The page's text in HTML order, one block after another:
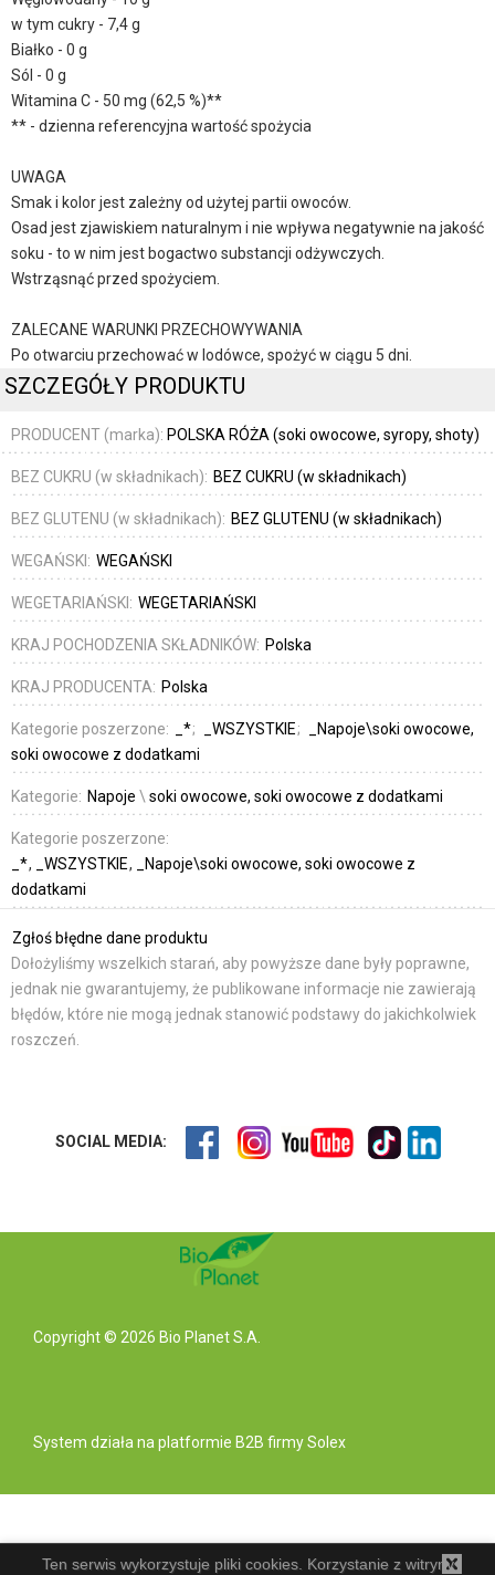
w tym cukry - 7,4 g
Białko - 0 g
Sól - 0 g
Witamina C - 50 mg (62,5 %)**
** - dzienna referencyjna wartość spożycia
UWAGA
Smak i kolor jest zależny od użytej partii owoców.
Osad jest zjawiskiem naturalnym i nie wpływa negatywnie na jakość
soku - to w nim jest bogactwo substancji odżywczych.
Wstrząsnąć przed spożyciem.
ZALECANE WARUNKI PRZECHOWYWANIA
Po otwarciu przechować w lodówce, spożyć w ciągu 5 dni.
SZCZEGÓŁY PRODUKTU
PRODUCENT (marka): POLSKA RÓŻA (soki owocowe, syropy, shoty)
BEZ CUKRU (w składnikach): BEZ CUKRU (w składnikach)
BEZ GLUTENU (w składnikach): BEZ GLUTENU (w składnikach)
WEGAŃSKI: WEGAŃSKI
WEGETARIAŃSKI: WEGETARIAŃSKI
KRAJ POCHODZENIA SKŁADNIKÓW: Polska
KRAJ PRODUCENTA: Polska
Kategorie poszerzone: _* _WSZYSTKIE
_Napoje\soki owocowe,
soki owocowe z dodatkami
Kategorie: Napoje \ soki owocowe, soki owocowe z dodatkami
Kategorie poszerzone:
_*
_WSZYSTKIE
_Napoje\soki owocowe, soki owocowe z
dodatkami
Zgłoś błędne dane produktu
Dołożyliśmy wszelkich starań, aby powyższe dane były poprawne,
jednak nie gwarantujemy, że publikowane informacje nie zawierają
błędów, które nie mogą jednak stanowić podstawy do jakichkolwiek
roszczeń.
SOCIAL MEDIA:
Copyright © 2026 Bio Planet S.A.
System działa na platformie B2B firmy Solex
Ten serwis wykorzystuje pliki cookies. Korzystanie z witryny